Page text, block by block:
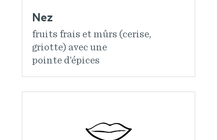
Nez
fruits frais et mûrs (cerise,
griotte) avec une
pointe d’épices